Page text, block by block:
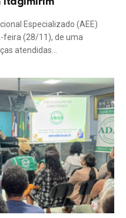
Especializado (AEE)
feira (28/11), de uma
atendidas…